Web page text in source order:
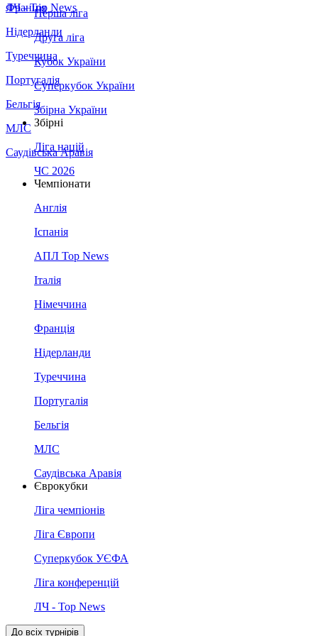
Франція
Нідерланди
Туреччина
Португалія
Бельгія
МЛС
Саудівська Аравія
ЛЧ - Top News
Перша ліга
Друга ліга
Кубок України
Суперкубок України
Збірна України
Збірні
Ліга націй
ЧС 2026
Чемпіонати
Англія
Іспанія
АПЛ Top News
Італія
Німеччина
Франція
Нідерланди
Туреччина
Португалія
Бельгія
МЛС
Саудівська Аравія
Єврокубки
Ліга чемпіонів
Ліга Європи
Суперкубок УЄФА
Ліга конференцій
ЛЧ - Top News
До всіх турнірів